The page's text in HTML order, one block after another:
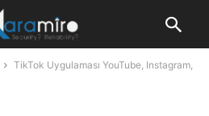
TikTok Uygulaması YouTube, Instagram,